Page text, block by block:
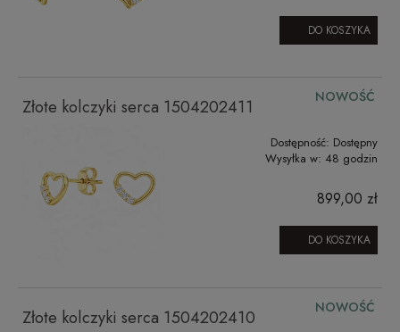
DO KOSZYKA
Złote kolczyki serca 1504202411
Dostępność: Dostępny
Wysyłka w: 48 godzin
899,00 zł
DO KOSZYKA
NOWOŚĆ
Złote kolczyki serca 1504202410 NOWOŚĆ